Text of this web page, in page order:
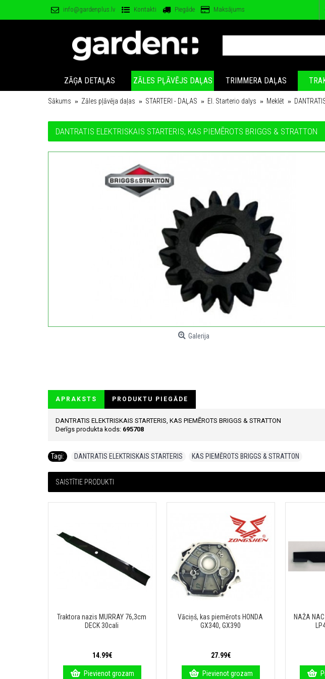
info@gardenplus.lv Kontakti Piegāde Maksājums
ZĀĢA DETAĻAS ZĀLES PĻĀVĒJS DAĻAS TRIMMERA DAĻAS
Sākums Zāles pļāvēja daļas STARTERI - DAĻAS El. Starterio dalys Meklēt
DANTRATIS ELEKTRISKAIS STARTERIS, KAS PIEMĒROTS BRIGGS & STRATTON
Galerija
APRAKSTS PRODUKTU PIEGĀDE
DANTRATIS ELEKTRISKAIS STARTERIS, KAS PIEMĒROTS BRIGGS & STRATTON
Derīgs produkta kods: 695708
Tagi: DANTRATIS ELEKTRISKAIS STARTERIS KAS PIEMĒROTS BRIGGS & STRATTON
SAISTĪTIE PRODUKTI
Traktora nazis MURRAY 76,3cm
DECK 30cali
14.99€
Pievienot grozam
Vāciņš, kas piemērots HONDA
GX340, GX390
27.99€
Pievienot grozam
NAŽA